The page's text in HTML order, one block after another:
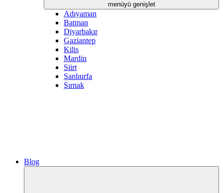
menüyü genişlet
Adıyaman
Batman
Diyarbakır
Gaziantep
Kilis
Mardin
Siirt
Şanlıurfa
Şırnak
Blog